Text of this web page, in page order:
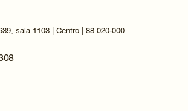
sala 1103 | Centro | 88.020-000